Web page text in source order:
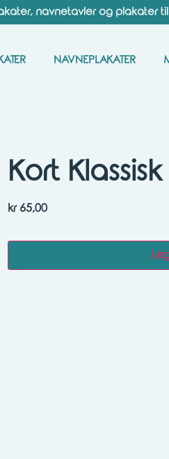
navnetavler og plakater
NAVNEPLAKATER
Kort
kr65,00